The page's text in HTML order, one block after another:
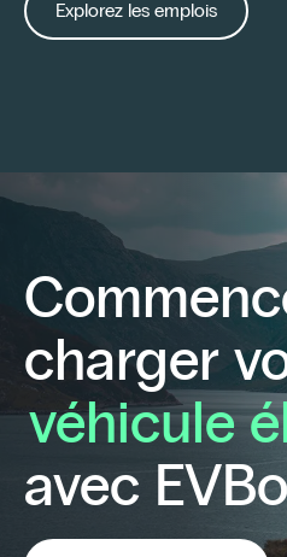
Explorez les emplois
charger
véhicule
avec